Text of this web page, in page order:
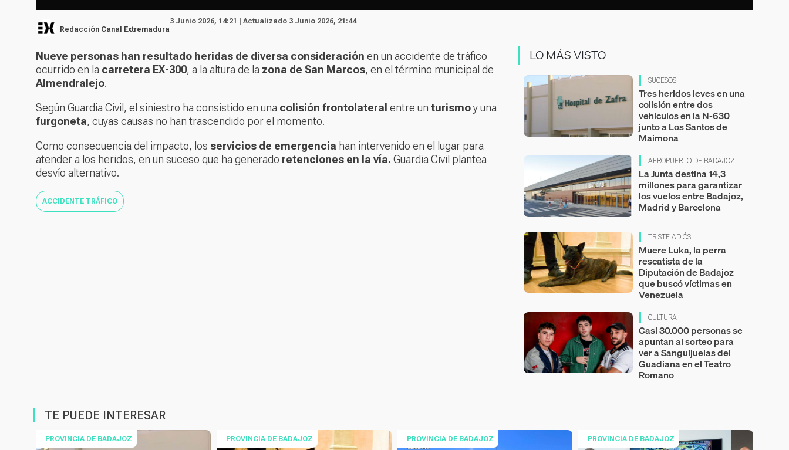
Redacción Canal Extremadura
3 Junio 2026, 14:21 | Actualizado 3 Junio 2026, 21:44
Nueve personas han resultado heridas de diversa consideración en un accidente de tráfico
ocurrido en la carretera EX-300, a la altura de la zona de San Marcos, en el término municipal de
Almendralejo.
Según Guardia Civil, el siniestro ha consistido en una colisión frontolateral entre un turismoy una
furgoneta, cuyas causas no han trascendido por el momento.
Como consecuencia del impacto, los servicios de emergencia han intervenido en el lugar para
atender a los heridos, en un suceso que ha generado retenciones en la vía. Guardia Civil plantea
desvío alternativo.
ACCIDENTE TRÁFICO
LO MÁS VISTO
SUCESOS
Tres heridos leves en una
colisión entre dos
vehículos en la N-630
junto a Los Santos de
Maimona
AEROPUERTO DE BADAJOZ
La Junta destina 14,3
millones para garantizar
los vuelos entre Badajoz,
Madrid y Barcelona
TRISTE ADIÓS
Muere Luka, la perra
rescatista de la
Diputación de Badajoz
que buscó víctimas en
Venezuela
CULTURA
Casi 30.000 personas se
apuntan al sorteo para
ver a Sanguijuelas del
Guadiana en el Teatro
Romano
TE PUEDE INTERESAR
PROVINCIA DE BADAJOZ PROVINCIA DE BADAJOZ PROVINCIA DE BADAJOZ PROVINCIA DE BADAJOZ